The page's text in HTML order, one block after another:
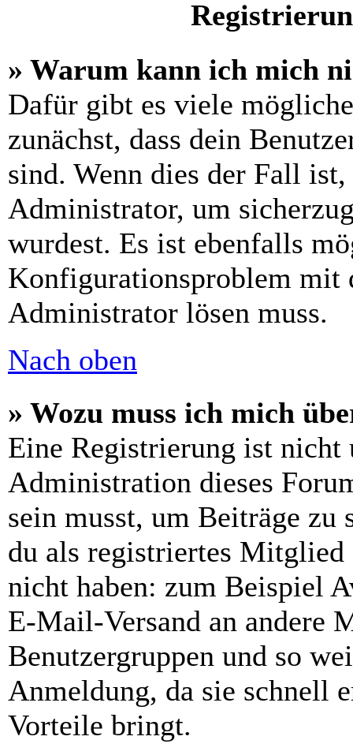
» Warum kann ich mich
Dafür gibt es viele
zunächst, dass dein
sind. Wenn dies der Fall
Administrator, um
wurdest. Es ist ebenfalls
Konfigurationsproblem mit
Administrator lösen muss.
Nach oben
» Wozu muss ich mich
Eine Registrierung ist
Administration dieses
sein musst, um Beiträge
du als registriertes Mitglied
nicht haben: zum Beispiel
E-Mail-Versand an andere
Benutzergruppen und so
Anmeldung, da sie schnell
Vorteile bringt.